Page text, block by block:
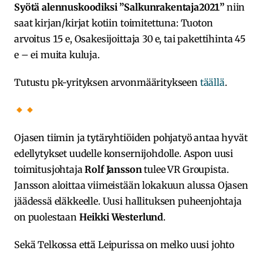
Syötä alennuskoodiksi ”Salkunrakentaja2021” niin
saat kirjan/kirjat kotiin toimitettuna: Tuoton
arvoitus 15 e, Osakesijoittaja 30 e, tai pakettihinta 45
e – ei muita kuluja.
Tutustu pk-yrityksen arvonmääritykseen täällä.
Ojasen tiimin ja tytäryhtiöiden pohjatyö antaa hyvät
edellytykset uudelle konsernijohdolle. Aspon uusi
toimitusjohtajaRolf Janssontulee VR Groupista.
Jansson aloittaa viimeistään lokakuun alussa Ojasen
jäädessä eläkkeelle. Uusi hallituksen puheenjohtaja
on puolestaan Heikki Westerlund.
Sekä Telkossa että Leipurissa on melko uusi johto